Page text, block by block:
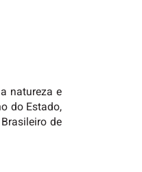
natureza e
do Estado,
de